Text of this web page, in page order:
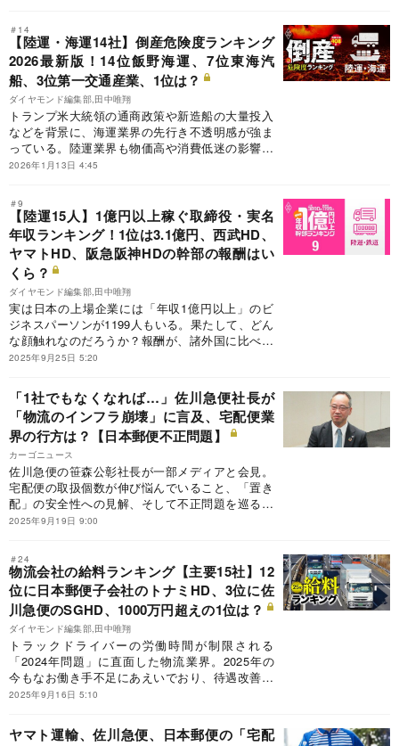
＃14
【陸運・海運14社】倒産危険度ランキング
2026最新版！14位飯野海運、7位東海汽
船、3位第一交通産業、1位は？
ダイヤモンド編集部,田中唯翔
トランプ米大統領の通商政策や新造船の大量投入
などを背景に、海運業界の先行き不透明感が強ま
っている。陸運業界も物価高や消費低迷の影響を
受け、業績は低調だ。陸運・海運業界の倒産危険
2026年1月13日 4:45
＃9
【陸運15人】1億円以上稼ぐ取締役・実名
年収ランキング！1位は3.1億円、西武HD、
ヤマトHD、阪急阪神HDの幹部の報酬はい
くら？
ダイヤモンド編集部,田中唯翔
実は日本の上場企業には「年収1億円以上」のビ
ジネスパーソンが1199人もいる。果たして、どん
な顔触れなのだろうか？報酬が、諸外国に比べて
低過ぎるという指摘もあるだけに、年収が高いこ
業績や株式市場からの評価が振るわないにもかか
わらず、1億円ももらっているのであれば、従業
員や株主は心穏やかではいられないかもしれな
い。今回は、陸運業界の役員報酬ランキングを公
開する。
2025年9月25日 5:20
「1社でもなくなれば…」佐川急便社長が
「物流のインフラ崩壊」に言及、宅配便業
界の行方は？【日本郵便不正問題】
カーゴニュース
佐川急便の笹森公彰社長が一部メディアと会見。
宅配便の取扱個数が伸び悩んでいること、「置き
配」の安全性への見解、そして不正問題を巡る日
本郵便との協業について語ったこととは？
2025年9月19日 9:00
＃24
物流会社の給料ランキング【主要15社】12
位に日本郵便子会社のトナミHD、3位に佐
川急便のSGHD、1000万円超えの1位は？
ダイヤモンド編集部,田中唯翔
トラックドライバーの労働時間が制限される
「2024年問題」に直面した物流業界。2025年の
今もなお働き手不足にあえいでおり、待遇改善が
業界全体の課題とされているが、各社の実際の待
最新の有価証券報告書を基に平均年間給与を比較
すると、大きな賃上げ格差があることが判明し
2025年9月16日 5:10
ヤマト運輸、佐川急便、日本郵便の「宅配